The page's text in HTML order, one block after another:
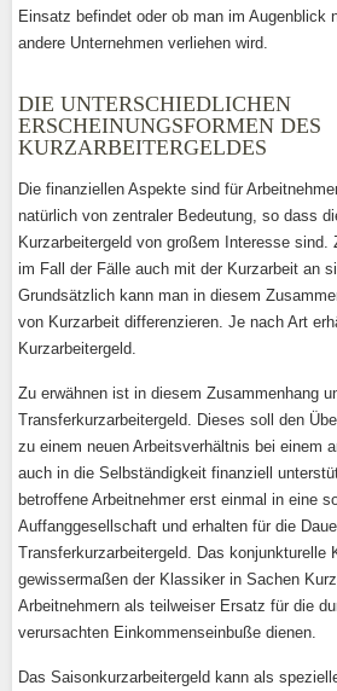
Einsatz befindet oder ob man im Augenblick
andere Unternehmen verliehen wird.
DIE UNTERSCHIEDLICHEN
ERSCHEINUNGSFORMEN DES
KURZARBEITERGELDES
Die finanziellen Aspekte sind für
natürlich von zentraler Bedeutung, so dass
Kurzarbeitergeld von großem Interesse
im Fall der Fälle auch mit der Kurzarbeit an
Grundsätzlich kann man in diesem
von Kurzarbeit differenzieren. Je nach Art
Kurzarbeitergeld.
Zu erwähnen ist in diesem Zusammenhang
Transferkurzarbeitergeld. Dieses soll den
zu einem neuen Arbeitsverhältnis bei einem
auch in die Selbständigkeit finanziell
betroffene Arbeitnehmer erst einmal in eine
Auffanggesellschaft und erhalten für die
Transferkurzarbeitergeld. Das konjunkturelle
gewissermaßen der Klassiker in Sachen
Arbeitnehmern als teilweiser Ersatz für die
verursachten Einkommenseinbuße dienen.
Das Saisonkurzarbeitergeld kann als